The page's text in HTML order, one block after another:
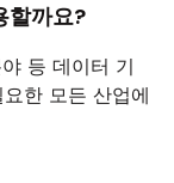
할까요?
등 데이터 기
한 모든 산업에